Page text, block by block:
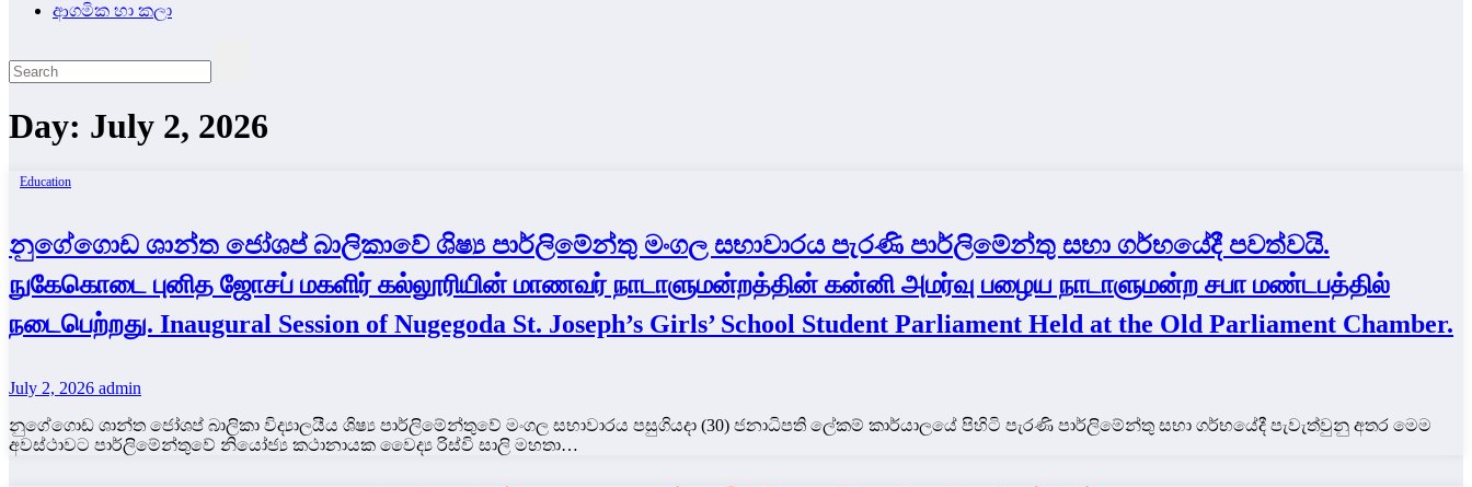
ආගමික හා කලා
Day: July 2, 2026
Education
නුගේගොඩ ශාන්ත ජෝශප් බාලිකාවේ ශිෂ්‍ය පාර්ලිමේන්තු මංගල සභාවාරය පැරණි පාර්ලිමේන්තු සභා ගර්භයේදී පවත්වයි.
நுகேகொடை புனித ஜோசப் மகளிர் கல்லூரியின் மாணவர் நாடாளுமன்றத்தின் கன்னி அமர்வு பழைய நாடாளுமன்ற சபா மண்டபத்தில்
நடைபெற்றது. Inaugural Session of Nugegoda St. Joseph’s Girls’ School Student Parliament Held at the Old Parliament Chamber.
July 2, 2026 admin
නුගේගොඩ ශාන්ත ජෝශප් බාලිකා විද්‍යාලයීය ශිෂ්‍ය පාර්ලිමේන්තුවේ මංගල සභාවාරය පසුගියදා (30) ජනාධිපති ලේකම් කාර්යාලයේ පිහිටි පැරණි පාර්ලිමේන්තු සභා ගර්භයේදී පැවැත්වුනු අතර මෙම
අවස්ථාවට පාර්ලිමේන්තුවේ නියෝජ්‍ය කථානායක වෛද්‍ය රිස්වි සාලි මහතා…